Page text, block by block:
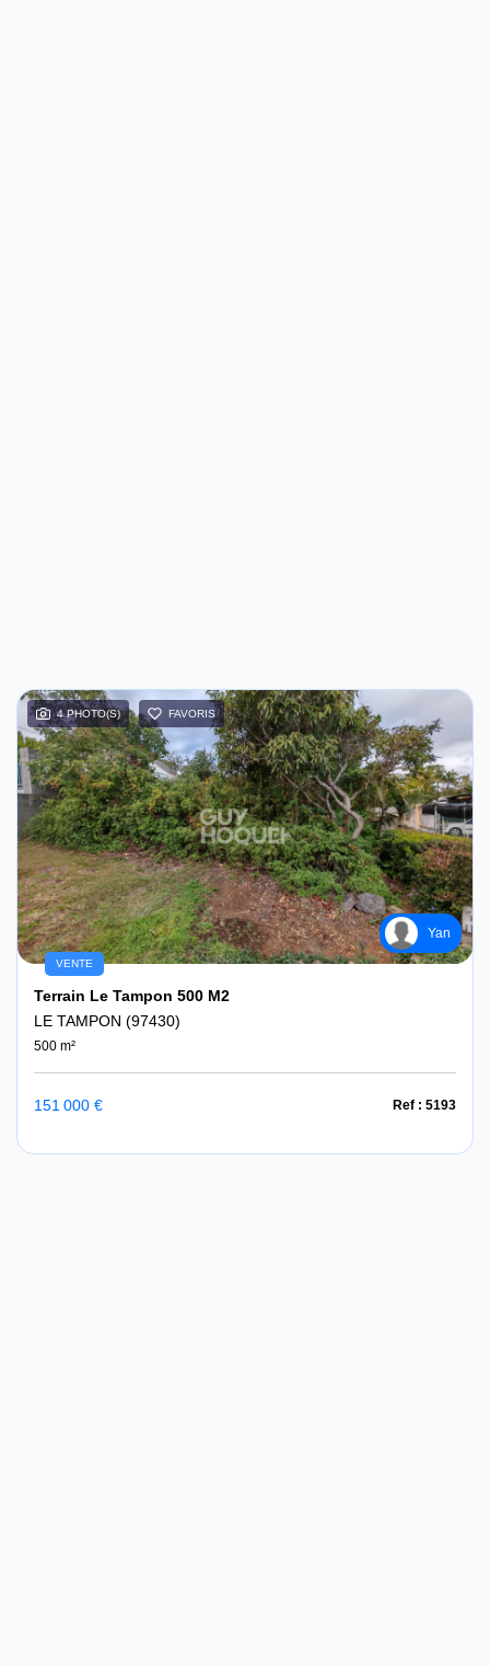
4 PHOTO(S) FAVORIS
Yan
VENTE
Terrain Le Tampon 500 M2
LE TAMPON (97430)
500 m²
151 000 € Ref : 5193